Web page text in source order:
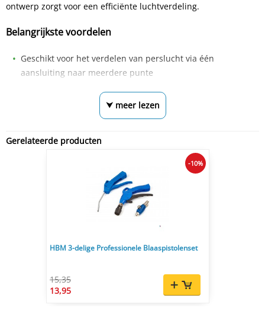
ontwerp zorgt voor een efficiënte luchtverdeling.
Belangrijkste voordelen
Geschikt voor het verdelen van perslucht via één
aansluiting naar meerdere punte
⮟ meer lezen
Gerelateerde producten
HBM 3-delige Professionele Blaaspistolenset
15,35
13,95
-10%